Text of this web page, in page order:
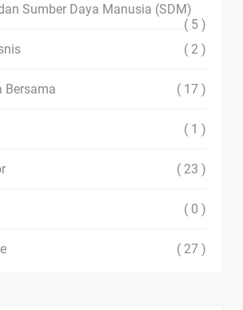
Sumber Daya Manusia (SDM)
( 5 )
( 2 )
Bersama ( 17 )
( 1 )
( 23 )
( 0 )
( 27 )